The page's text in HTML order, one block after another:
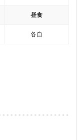
昼食
各自